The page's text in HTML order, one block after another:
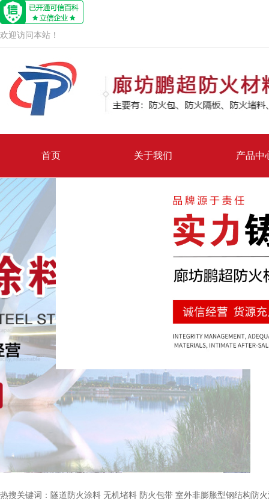
欢迎访问本站！
首页 关于我们 产品中
热搜关键词： 隧道防火涂料 无机堵料 防火包带 室外非膨胀型钢结构防